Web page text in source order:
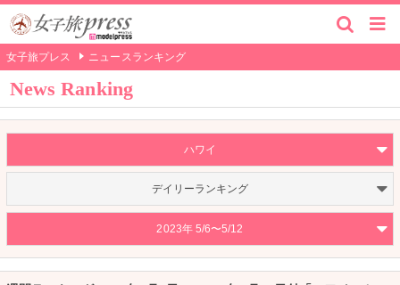
女子旅プレス ニュースランキング
News Ranking
ハワイ
デイリーランキング
2023年 5/6〜5/12